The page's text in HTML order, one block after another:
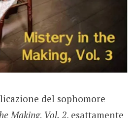
del sophomore
Making, Vol. 2, esattamente